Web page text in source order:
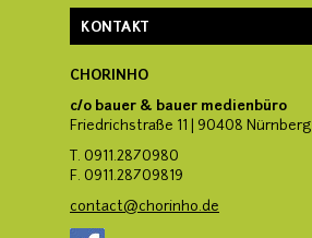
KONTAKT
CHORINHO
c/o bauer & bauer medienbüro
Friedrichstraße 11 | 90408 Nürnberg
T. 0911.2870980
F. 0911.28709819
contact@chorinho.de